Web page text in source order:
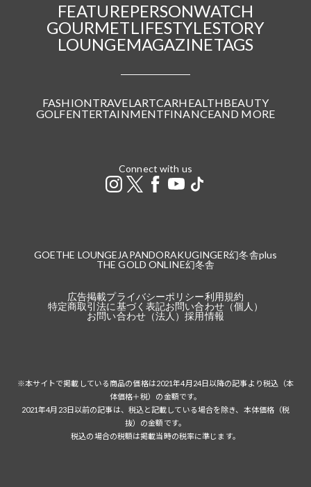
FEATUREPERSONWATCH
GOURMETLIFESTYLESTORY
LOUNGEMAGAZINETAGS
FASHIONTRAVELARTCARHEALTHBEAUTY
GOLFENTERTAINMENTFINANCEAND MORE
Connect with us
GOETHE LOUNGE JAPANDORAKUGINGER幻冬舎plus
THE GOLD ONLINE幻冬舎
広告掲載プライバシーポリシー利用規約
特定商取引法に基づく表記お問い合わせ（個人）
お問い合わせ（法人）採用情報
※本サイトで掲載している商品の価格は2021年4月24日以降の記事より税込（本
体価格＋税）の金額です。
2021年4月23日以前の記事は、税込と記載している場合を除き、本体価格（税
抜）の金額です。
税込の場合の税額は掲載当時の税率に準じます。